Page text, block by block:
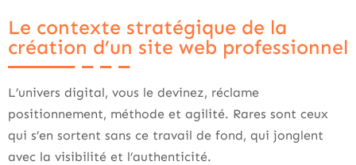
Le contexte stratégique de la
création d’un site web professionnel
L’univers digital, vous le devinez, réclame
positionnement, méthode et agilité. Rares sont ceux
qui s’en sortent sans ce travail de fond, qui jonglent
avec la visibilité et l’authenticité.